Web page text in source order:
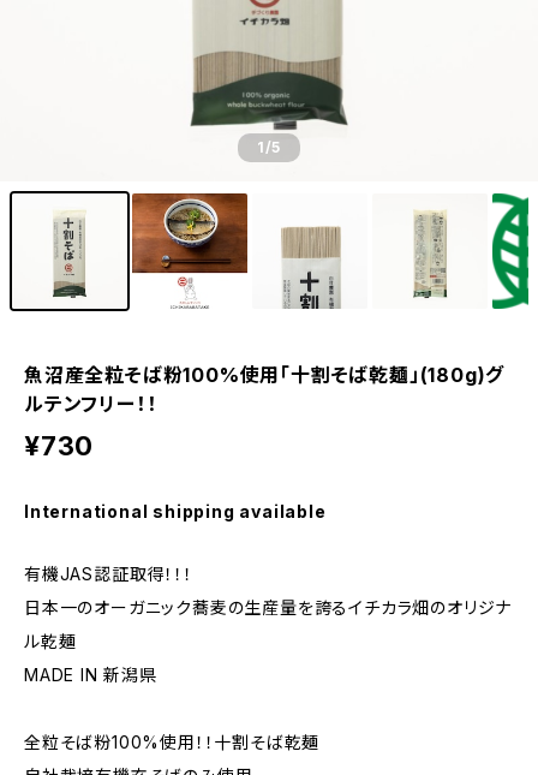
1/5
魚沼産全粒そば粉100%使用「十割そば乾麺」(180g)グ
ルテンフリー！！
¥730
International shipping available
有機JAS認証取得！！！
日本一のオーガニック蕎麦の生産量を誇るイチカラ畑のオリジナ
ル乾麺
MADE IN 新潟県
全粒そば粉100%使用！！十割そば乾麺